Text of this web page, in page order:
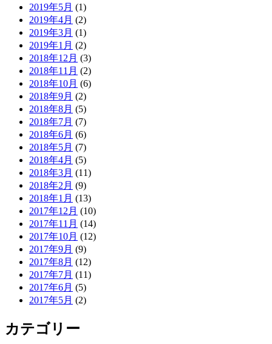
2019年5月 (1)
2019年4月 (2)
2019年3月 (1)
2019年1月 (2)
2018年12月 (3)
2018年11月 (2)
2018年10月 (6)
2018年9月 (2)
2018年8月 (5)
2018年7月 (7)
2018年6月 (6)
2018年5月 (7)
2018年4月 (5)
2018年3月 (11)
2018年2月 (9)
2018年1月 (13)
2017年12月 (10)
2017年11月 (14)
2017年10月 (12)
2017年9月 (9)
2017年8月 (12)
2017年7月 (11)
2017年6月 (5)
2017年5月 (2)
カテゴリー